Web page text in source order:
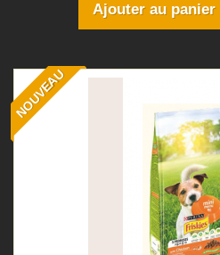
Ajouter au panier
NOUVEAU